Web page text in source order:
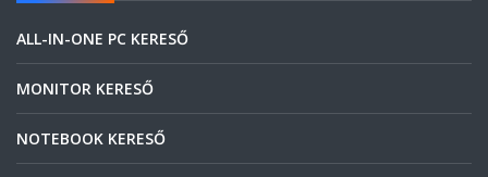
ALL-IN-ONE PC KERESŐ
MONITOR KERESŐ
NOTEBOOK KERESŐ